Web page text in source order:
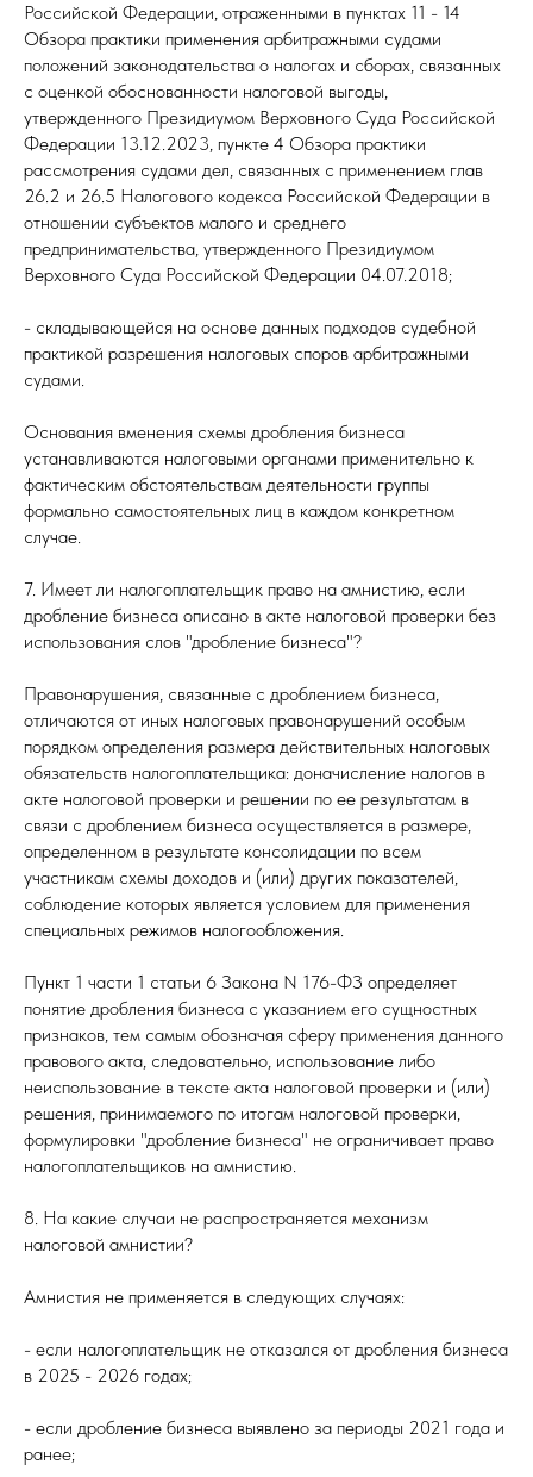
Российской Федерации, отраженными в пунктах 11 - 14
Обзора практики применения арбитражными судами
положений законодательства о налогах и сборах, связанных
с оценкой обоснованности налоговой выгоды,
утвержденного Президиумом Верховного Суда Российской
Федерации 13.12.2023, пункте 4 Обзора практики
рассмотрения судами дел, связанных с применением глав
26.2 и 26.5 Налогового кодекса Российской Федерации в
отношении субъектов малого и среднего
предпринимательства, утвержденного Президиумом
Верховного Суда Российской Федерации 04.07.2018;
- складывающейся на основе данных подходов судебной
практикой разрешения налоговых споров арбитражными
судами.
Основания вменения схемы дробления бизнеса
устанавливаются налоговыми органами применительно к
фактическим обстоятельствам деятельности группы
формально самостоятельных лиц в каждом конкретном
случае.
7. Имеет ли налогоплательщик право на амнистию, если
дробление бизнеса описано в акте налоговой проверки без
использования слов "дробление бизнеса"?
Правонарушения, связанные с дроблением бизнеса,
отличаются от иных налоговых правонарушений особым
порядком определения размера действительных налоговых
обязательств налогоплательщика: доначисление налогов в
акте налоговой проверки и решении по ее результатам в
связи с дроблением бизнеса осуществляется в размере,
определенном в результате консолидации по всем
участникам схемы доходов и (или) других показателей,
соблюдение которых является условием для применения
специальных режимов налогообложения.
Пункт 1 части 1 статьи 6 Закона N 176-ФЗ определяет
понятие дробления бизнеса с указанием его сущностных
признаков, тем самым обозначая сферу применения данного
правового акта, следовательно, использование либо
неиспользование в тексте акта налоговой проверки и (или)
решения, принимаемого по итогам налоговой проверки,
формулировки "дробление бизнеса" не ограничивает право
налогоплательщиков на амнистию.
8. На какие случаи не распространяется механизм
налоговой амнистии?
Амнистия не применяется в следующих случаях:
- если налогоплательщик не отказался от дробления бизнеса
в 2025 - 2026 годах;
- если дробление бизнеса выявлено за периоды 2021 года и
ранее;